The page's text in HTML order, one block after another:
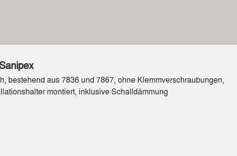
Beispiele aus unserer Werkstatt
bestehend aus 7836 und 7867, ohne Klemmverschraubungen,
montiert, inklusive Schalldämmung